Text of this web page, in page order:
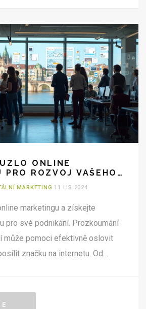
ONLINE
PRO ROZVOJ VAŠEHO
MARKETING 11 LIS 2024
marketingu a získejte
pro své podnikání. Prozkoumání
může pomoci efektivně oslovit
značku na internetu. Od
či služeb. Tento článek